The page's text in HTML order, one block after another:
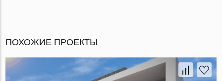
ПОХОЖИЕ ПРОЕКТЫ